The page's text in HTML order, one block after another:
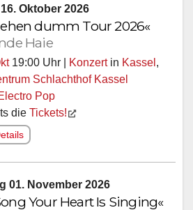
Oktober 2026
dumm Tour 2026«
Haie
19:00 Uhr | Konzertin Kassel ,
Schlachthof Kassel
Pop
die Tickets!
01. November 2026
Your Heart Is Singing«